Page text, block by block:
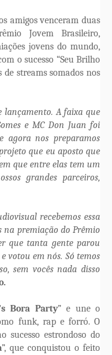
amigos venceram duas
Jovem Brasileiro,
jovens do mundo,
o sucesso “Seu Brilho
streams somados nos
lançamento. A faixa que
e MC Don Juan foi
agora nos preparamos
que eu aposto que
que entre elas tem um
grandes parceiros,
recebemos essa
premiação do Prêmio
que tanta gente parou
votou em nós. Só temos
sem vocês nada disso
.
Bora Party” e une o
funk, rap e forró. O
sucesso estrondoso do
”, que conquistou o feito